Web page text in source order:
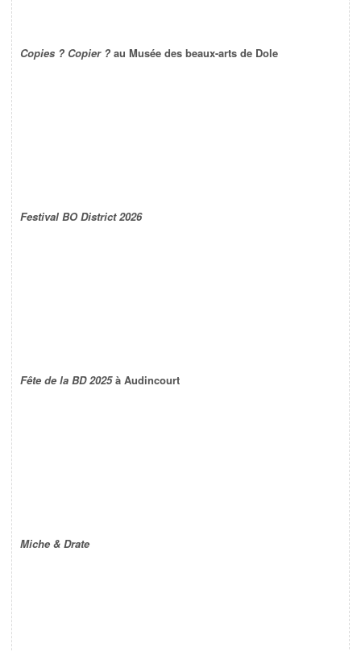
Copies ? Copier ? au Musée des beaux-arts de Dole
Festival BO District 2026
Fête de la BD 2025à Audincourt
Miche & Drate